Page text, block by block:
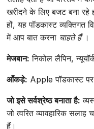
खरीदने के लिए बजट बना रहे
हों, यह पॉडकास्ट व्यक्तिगत
में आप बात करना चाहते हैं।
मेजबान: निकोल लैपिन,
आँकड़े: Apple पॉडकास्ट
जो इसे सर्वश्रेष्ठ बनाता है:
जो त्वरित व्यावहारिक
हैं।